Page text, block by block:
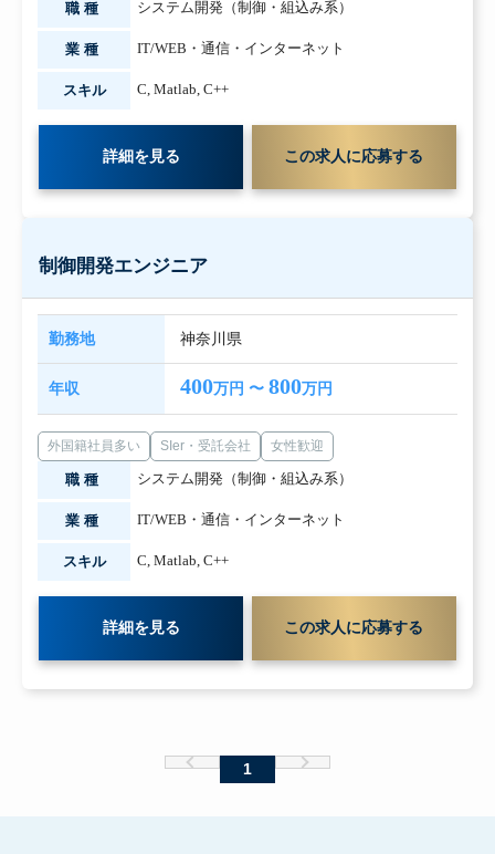
職種 システム開発（制御・組込み系）
業種 IT/WEB・通信・インターネット
スキル C, Matlab, C++
詳細を見る この求人に応募する
制御開発エンジニア
勤務地 神奈川県
年収 400万円 〜800万円
外国籍社員多い SIer・受託会社 女性歓迎
職種 システム開発（制御・組込み系）
業種 IT/WEB・通信・インターネット
スキル C, Matlab, C++
詳細を見る この求人に応募する
1